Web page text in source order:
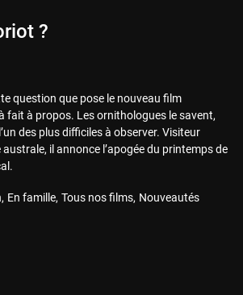
?
question que pose le nouveau film
fait à propos. Les ornithologues le savent,
des plus difficiles à observer. Visiteur
australe, il annonce l’apogée du printemps de
En famille Tous nos films Nouveautés